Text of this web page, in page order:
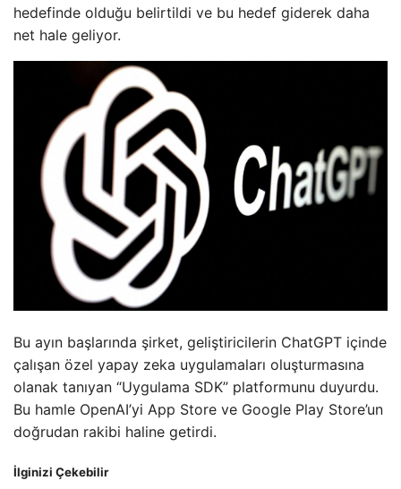
hedefinde olduğu belirtildi ve bu hedef giderek daha
net hale geliyor.
Bu ayın başlarında şirket, geliştiricilerin ChatGPT içinde
çalışan özel yapay zeka uygulamaları oluşturmasına
olanak tanıyan “Uygulama SDK” platformunu duyurdu.
Bu hamle OpenAI’yi App Store ve Google Play Store’un
doğrudan rakibi haline getirdi.
İlginizi Çekebilir